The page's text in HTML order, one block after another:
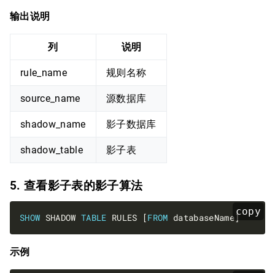
输出说明
列 说明
rule_name 规则名称
source_name 源数据库
shadow_name 影子数据库
shadow_table 影子表
5. 查看影子表的影子算法
copy
SHOW SHADOW TABLE RULES [FROM databaseName]
示例